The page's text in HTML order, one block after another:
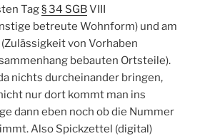
Tag§ 34 SGBVIII
betreute Wohnform) und am
(Zulässigkeit von Vorhaben
bebauten Ortsteile).
nichts durcheinander bringen,
nur dort kommt man ins
dann eben noch ob die Nummer
Also Spickzettel (digital)